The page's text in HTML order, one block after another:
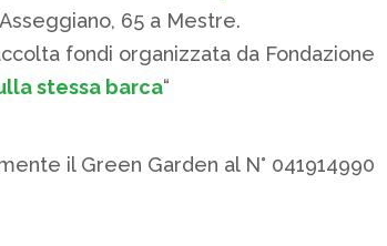
65 a Mestre.
fondi organizzata da Fondazione
stessa barca“
il Green Garden al N° 041914990